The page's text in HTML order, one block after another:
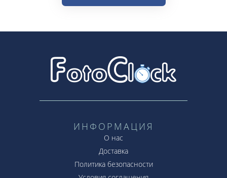
ИНФОРМАЦИЯ
О нас
Доставка
Политика безопасности